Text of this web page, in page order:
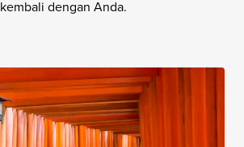
kembali dengan Anda.